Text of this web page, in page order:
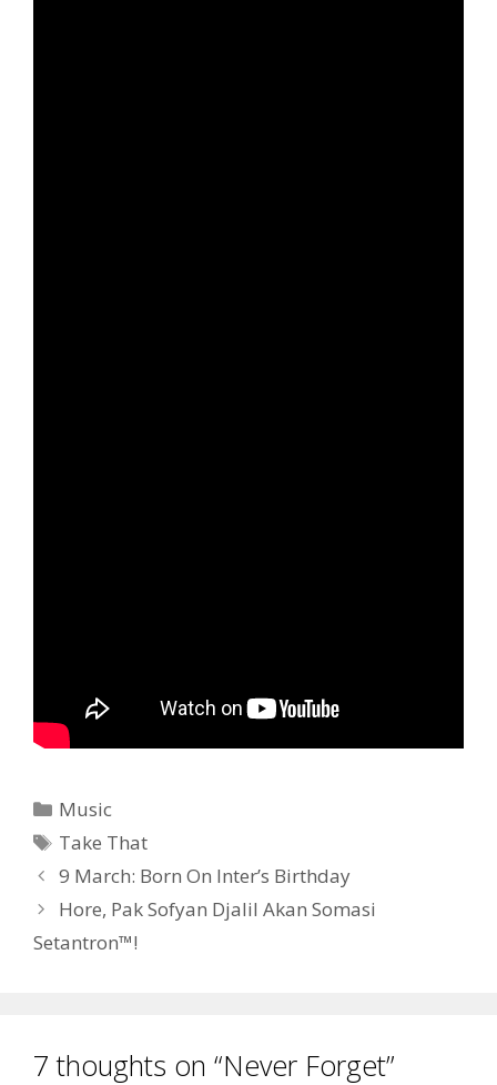
Categories
Music
Tags
Take That
9 March: Born On Inter’s Birthday
Hore, Pak Sofyan Djalil Akan Somasi
Setantron™!
7 thoughts on “Never Forget”